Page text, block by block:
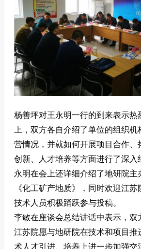
杨善坪对王永明一行的到来表示热
上，双方各自介绍了单位的组织
营情况，并就如何开展项目合作、
创新、人才培养等方面进行了深入
永明在会上还详细介绍了地研院
《化工矿产地质》，同时欢迎江
技术人员积极踊跃参与投稿。
李敏在座谈会总结讲话中表示，双
江苏院愿与地研院在技术和项目推
术人才引进、培养上进一步加强交